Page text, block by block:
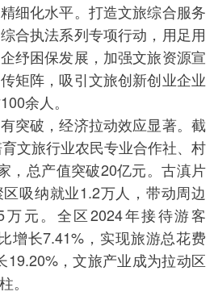
细化水平。打造文旅综合服务
合执法系列专项行动，用足用
纾困保发展，加强文旅资源宣
矩阵，吸引文旅创新创业企业
余人。
破，经济拉动效应显著。截
文旅行业农民专业合作社、村
，总产值突破20亿元。古滇片
吸纳就业1.2万人，带动周边
元。全区2024年接待游客
增长7.41%，实现旅游总花费
19.20%，文旅产业成为拉动区
。